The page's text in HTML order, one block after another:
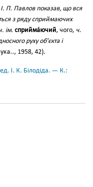
П. Павлов показав, що вся
з ряду сприймаючих
ім. сприйма́ючий, чого, ч.
руху об’єкта і
1958, 42).
І. К. Білодіда. — К.: